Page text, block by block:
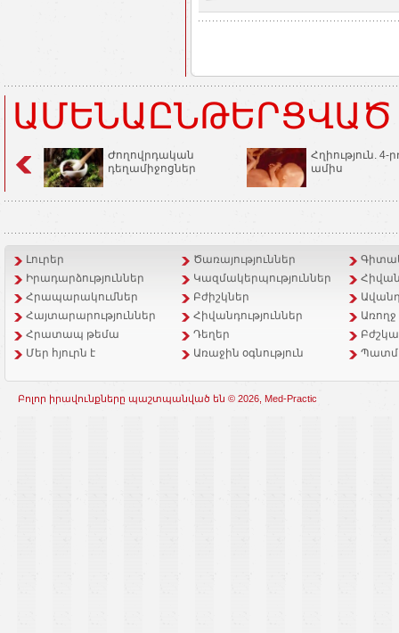
Ժողովրդական
դեղամիջոցներ
Հղիություն. 4-
ամիս
Լուրեր Ծառայություններ
Իրադարձություններ
Կազմակերպություններ
Հրապարակումներ
Բժիշկներ
Հայտարարություններ
Հիվանդություններ
Հրատապ թեմա
Դեղեր
Մեր հյուրն է
Առաջին օգնություն
Բոլոր իրավունքները պաշտպանված են © 2026, Med-Practic